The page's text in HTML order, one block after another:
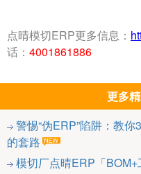
点晴模切ERP更多信息：
话： 4001861886
更多
警惕“伪ERP”陷阱：教
的套路
模切厂点晴ERP「